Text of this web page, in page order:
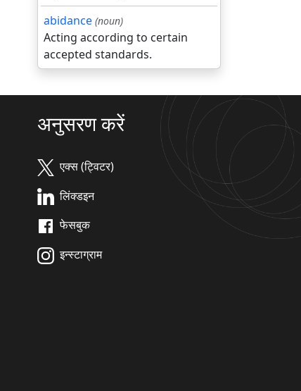
abidance (noun)
Acting according to certain
accepted standards.
अनुसरण करें
एक्स (ट्विटर)
लिंक्डइन
फेसबुक
इन्स्टाग्राम